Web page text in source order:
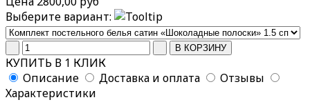
Выберите вариант:
КУПИТЬ В 1 КЛИК
Описание
Доставка и оплата
Отзывы
Характеристики